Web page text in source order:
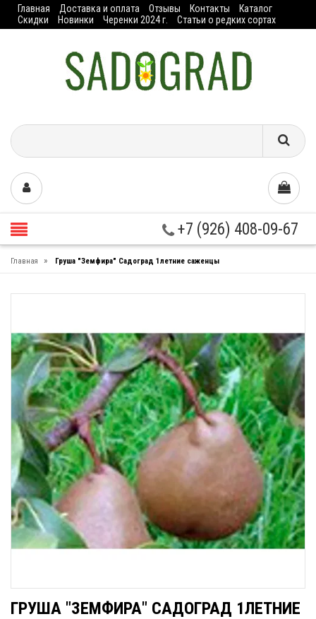
Главная Доставка и оплата Отзывы Контакты
Каталог
Скидки
Новинки Черенки 2024 г. Статьи о редких сортах
+7 (926) 408-09-67
Главная » Груша "Земфира" Садоград 1летние саженцы
ГРУША "ЗЕМФИРА" САДОГРАД 1ЛЕТНИЕ